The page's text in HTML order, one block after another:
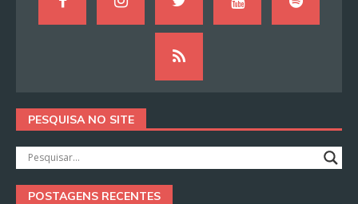
PESQUISA NO SITE
POSTAGENS RECENTES